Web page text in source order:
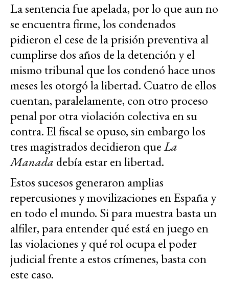
La sentencia fue apelada, por lo que aun no
se encuentra firme, los condenados
pidieron el cese de la prisión preventiva al
cumplirse dos años de la detención y el
mismo tribunal que los condenó hace unos
meses les otorgó la libertad. Cuatro de ellos
cuentan, paralelamente, con otro proceso
penal por otra violación colectiva en su
contra. El fiscal se opuso, sin embargo los
tres magistrados decidieron queLa
Manada debía estar en libertad.
Estos sucesos generaron amplias
repercusiones y movilizaciones en España y
en todo el mundo. Si para muestra basta un
alfiler, para entender qué está en juego en
las violaciones y qué rol ocupa el poder
judicial frente a estos crímenes, basta con
este caso.